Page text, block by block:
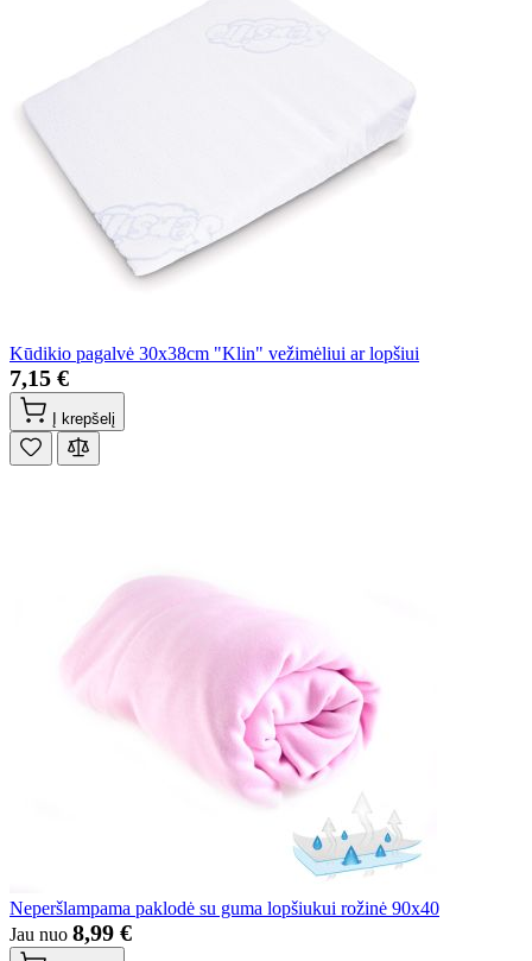
Kūdikio pagalvė 30x38cm "Klin" vežimėliui ar lopšiui
7,15 €
Į krepšelį
Neperšlampama paklodė su guma lopšiukui rožinė 90x40
Jau nuo 8,99 €